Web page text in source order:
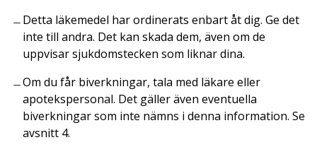
Detta läkemedel har ordinerats enbart åt dig. Ge det
inte till andra. Det kan skada dem, även om de
uppvisar sjukdomstecken som liknar dina.
Om du får biverkningar, tala med läkare eller
apotekspersonal. Det gäller även eventuella
biverkningar som inte nämns i denna information. Se
avsnitt 4.